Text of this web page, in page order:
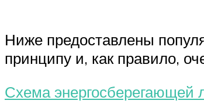
Ниже предоставлены
принципу и, как правило,
Схема энергосберегающей